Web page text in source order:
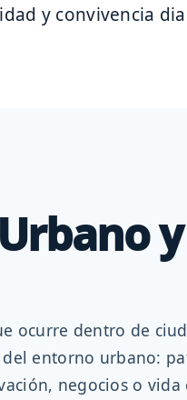
y convivencia
ocurre dentro de
entorno urbano:
negocios o